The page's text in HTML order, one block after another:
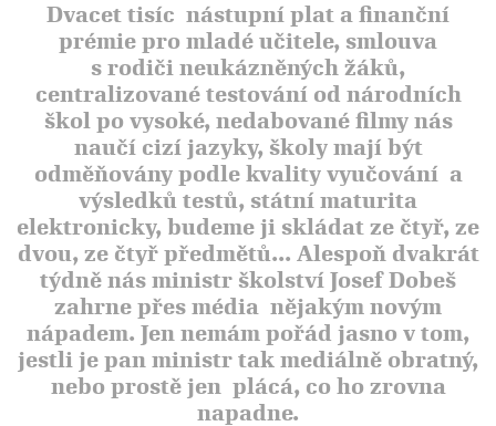
Dvacet tisíc nástupní plat a finanční
prémie pro mladé učitele, smlouva
s rodiči neukázněných žáků,
centralizované testování od národních
škol po vysoké, nedabované filmy nás
naučí cizí jazyky, školy mají být
odměňovány podle kvality vyučování a
výsledků testů, státní maturita
elektronicky, budeme ji skládat ze čtyř, ze
dvou, ze čtyř předmětů... Alespoň dvakrát
týdně nás ministr školství Josef Dobeš
zahrne přes média nějakým novým
nápadem. Jen nemám pořád jasno v tom,
jestli je pan ministr tak mediálně obratný,
nebo prostě jen plácá, co ho zrovna
napadne.